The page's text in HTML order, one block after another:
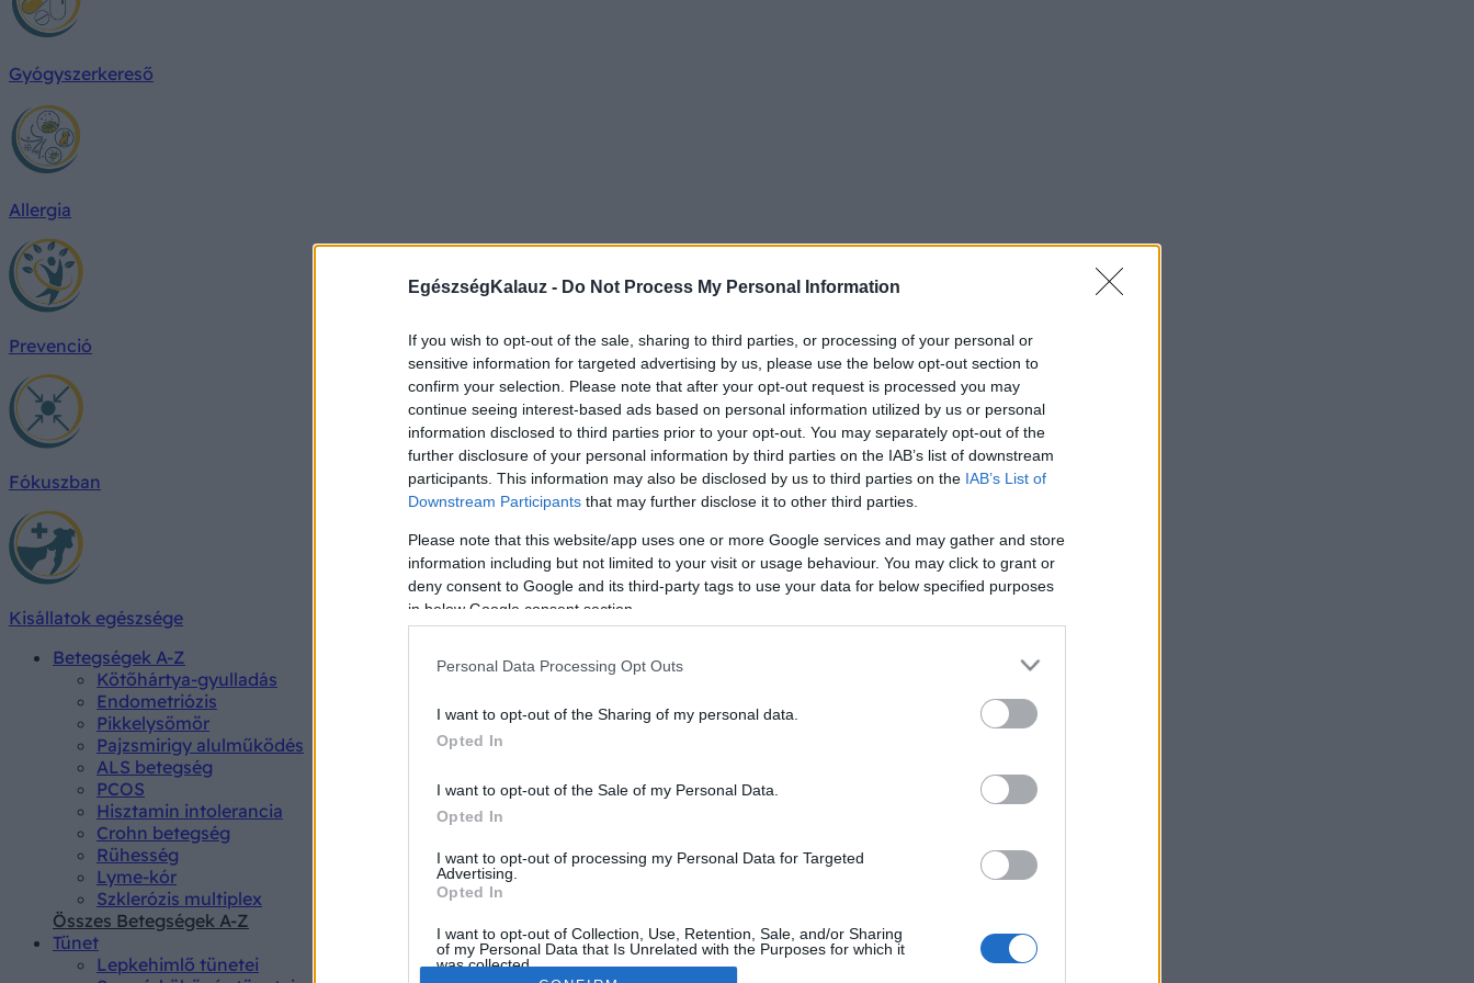
EgészségKalauz - Do Not Process My Personal Information
If you wish to opt-out of the sale, sharing to third parties, or processing of your personal or
sensitive information for targeted advertising by us, please use the below opt-out section to
confirm your selection. Please note that after your opt-out request is processed you may
continue seeing interest-based ads based on personal information utilized by us or personal
information disclosed to third parties prior to your opt-out. You may separately opt-out of the
further disclosure of your personal information by third parties on the IAB’s list of downstream
participants. This information may also be disclosed by us to third parties on the IAB’s List of
Downstream Participants that may further disclose it to other third parties.
Please note that this website/app uses one or more Google services and may gather and store
information including but not limited to your visit or usage behaviour. You may click to grant or
deny consent to Google and its third-party tags to use your data for below specified purposes
in below Google consent section.
Personal Data Processing Opt Outs
I want to opt-out of the Sharing of my personal data.
Opted In
I want to opt-out of the Sale of my Personal Data.
Opted In
I want to opt-out of processing my Personal Data for Targeted
Advertising.
Opted In
I want to opt-out of Collection, Use, Retention, Sale, and/or Sharing
of my Personal Data that Is Unrelated with the Purposes for which it
was collected.
Gyógyszerkereső
Allergia
Prevenció
Fókuszban
Kisállatok egészsége
Betegségek A-Z
Kötőhártya-gyulladás
Endometriózis
Pikkelysömör
Pajzsmirigy alulműködés
ALS betegség
PCOS
Hisztamin intolerancia
Crohn betegség
Rühesség
Lyme-kór
Szklerózis multiplex
Összes Betegségek A-Z
Tünet
Lepkehimlő tünetei